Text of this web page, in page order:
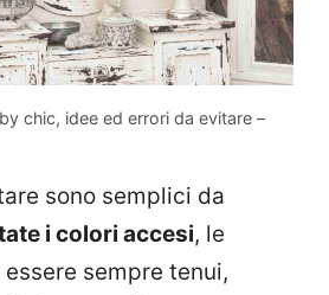
chic, idee ed errori da evitare –
sono semplici da
i colori accesi, le
sempre tenui,